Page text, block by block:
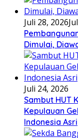
Juli 28, 2026
Dimulai,
Juli 24, 2026
Sambut HUT
Kepulauan
Indonesia Asri